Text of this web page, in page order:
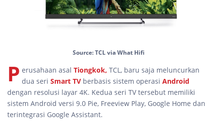
Source: TCL via What Hifi
P erusahaan asal Tiongkok, TCL, baru saja meluncurkan
dua seri Smart TV berbasis sistem operasi Android
dengan resolusi layar 4K. Kedua seri TV tersebut memiliki
sistem Android versi 9.0 Pie, Freeview Play, Google Home dan
terintegrasi Google Assistant.